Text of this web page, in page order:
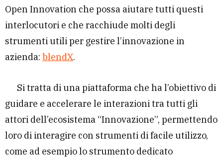
Open Innovation che possa aiutare tutti questi
interlocutori e che racchiude molti degli
strumenti utili per gestire l’innovazione in
azienda: blendX.
Si tratta di una piattaforma che ha l’obiettivo di
guidare e accelerare le interazioni tra tutti gli
attori dell’ecosistema “Innovazione”, permettendo
loro di interagire con strumenti di facile utilizzo,
come ad esempio lo strumento dedicato